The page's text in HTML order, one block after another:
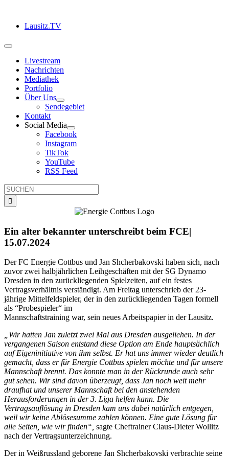
springenLausitz.TV
Toggle
NavigationLivestream
Nachrichten
Mediathek
Portfolio
Über Uns
Sendegebiet
Kontakt
Social Media
Facebook
Instagram
TikTok
YouTube
RSS Feed
Suche
nach:
Ein alter bekannter unterschreibt beim FCE|
15.07.2024
Der FC Energie Cottbus und Jan Shcherbakovski haben sich, nach
zuvor zwei halbjährlichen Leihgeschäften mit der SG Dynamo
Dresden in den zurückliegenden Spielzeiten, auf ein festes
Vertragsverhältnis verständigt. Am Freitag unterschrieb der 23-
jährige Mittelfeldspieler, der in den zurückliegenden Tagen formell
als “Probespieler“ im
Mannschaftstraining war, sein neues Arbeitspapier in der Lausitz.
„Wir hatten Jan zuletzt zwei Mal aus Dresden ausgeliehen. In der
vergangenen Saison entstand diese Option am Ende hauptsächlich
auf Eigeninitiative von ihm selbst. Er hat uns immer wieder deutlich
gemacht, dass er für Energie Cottbus spielen möchte und für unsere
Mannschaft brennt. Das konnte man in der Rückrunde auch sehr
gut sehen. Wir sind davon überzeugt, dass Jan noch weit mehr
draufhat und unserer Mannschaft bei den anstehenden
Herausforderungen in der 3. Liga helfen kann. Die
Vertragsauflösung in Dresden kam uns dabei natürlich entgegen,
weil wir keine Ablösesumme zahlen können. Eine gute Lösung für
alle Seiten, wie wir finden“, sagte Cheftrainer Claus-Dieter Wollitz
nach der Vertragsunterzeichnung.
Der in Weißrussland geborene Jan Shcherbakovski verbrachte seine